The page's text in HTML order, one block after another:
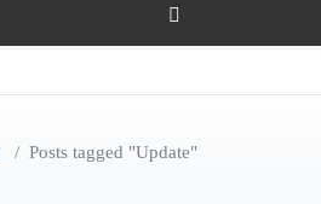
/ Posts tagged "Update"